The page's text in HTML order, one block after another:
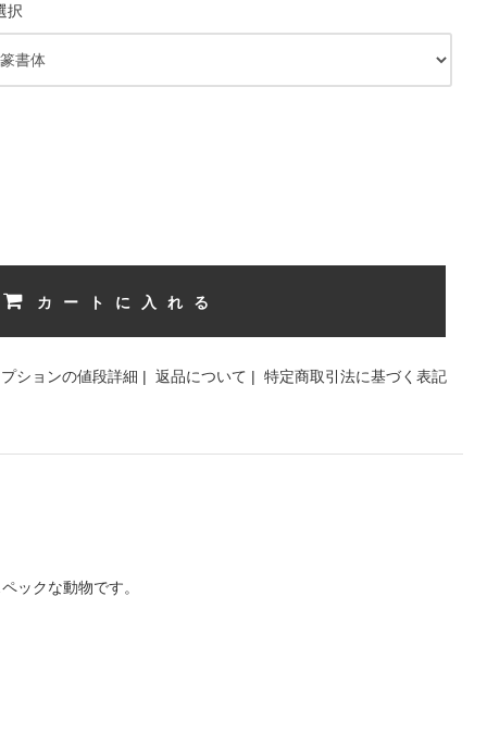
択
カートに入れる
ションの値段詳細 | 返品について | 特定商取引法に基づく表記
ックな動物です。